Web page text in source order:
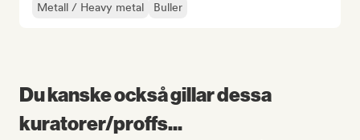
Metall / Heavy metal
Buller
Du kanske också gillar dessa
kuratorer/proffs...